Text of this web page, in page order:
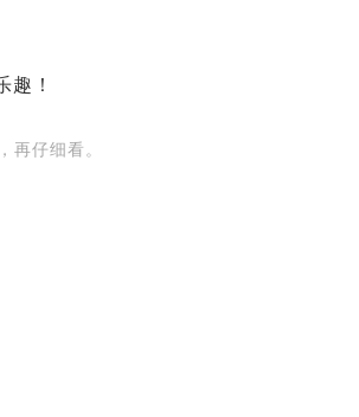
趣！
再仔细看。